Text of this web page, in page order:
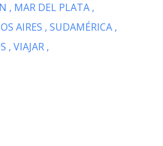
MAR DEL PLATA
AIRES SUDAMÉRICA
VIAJAR